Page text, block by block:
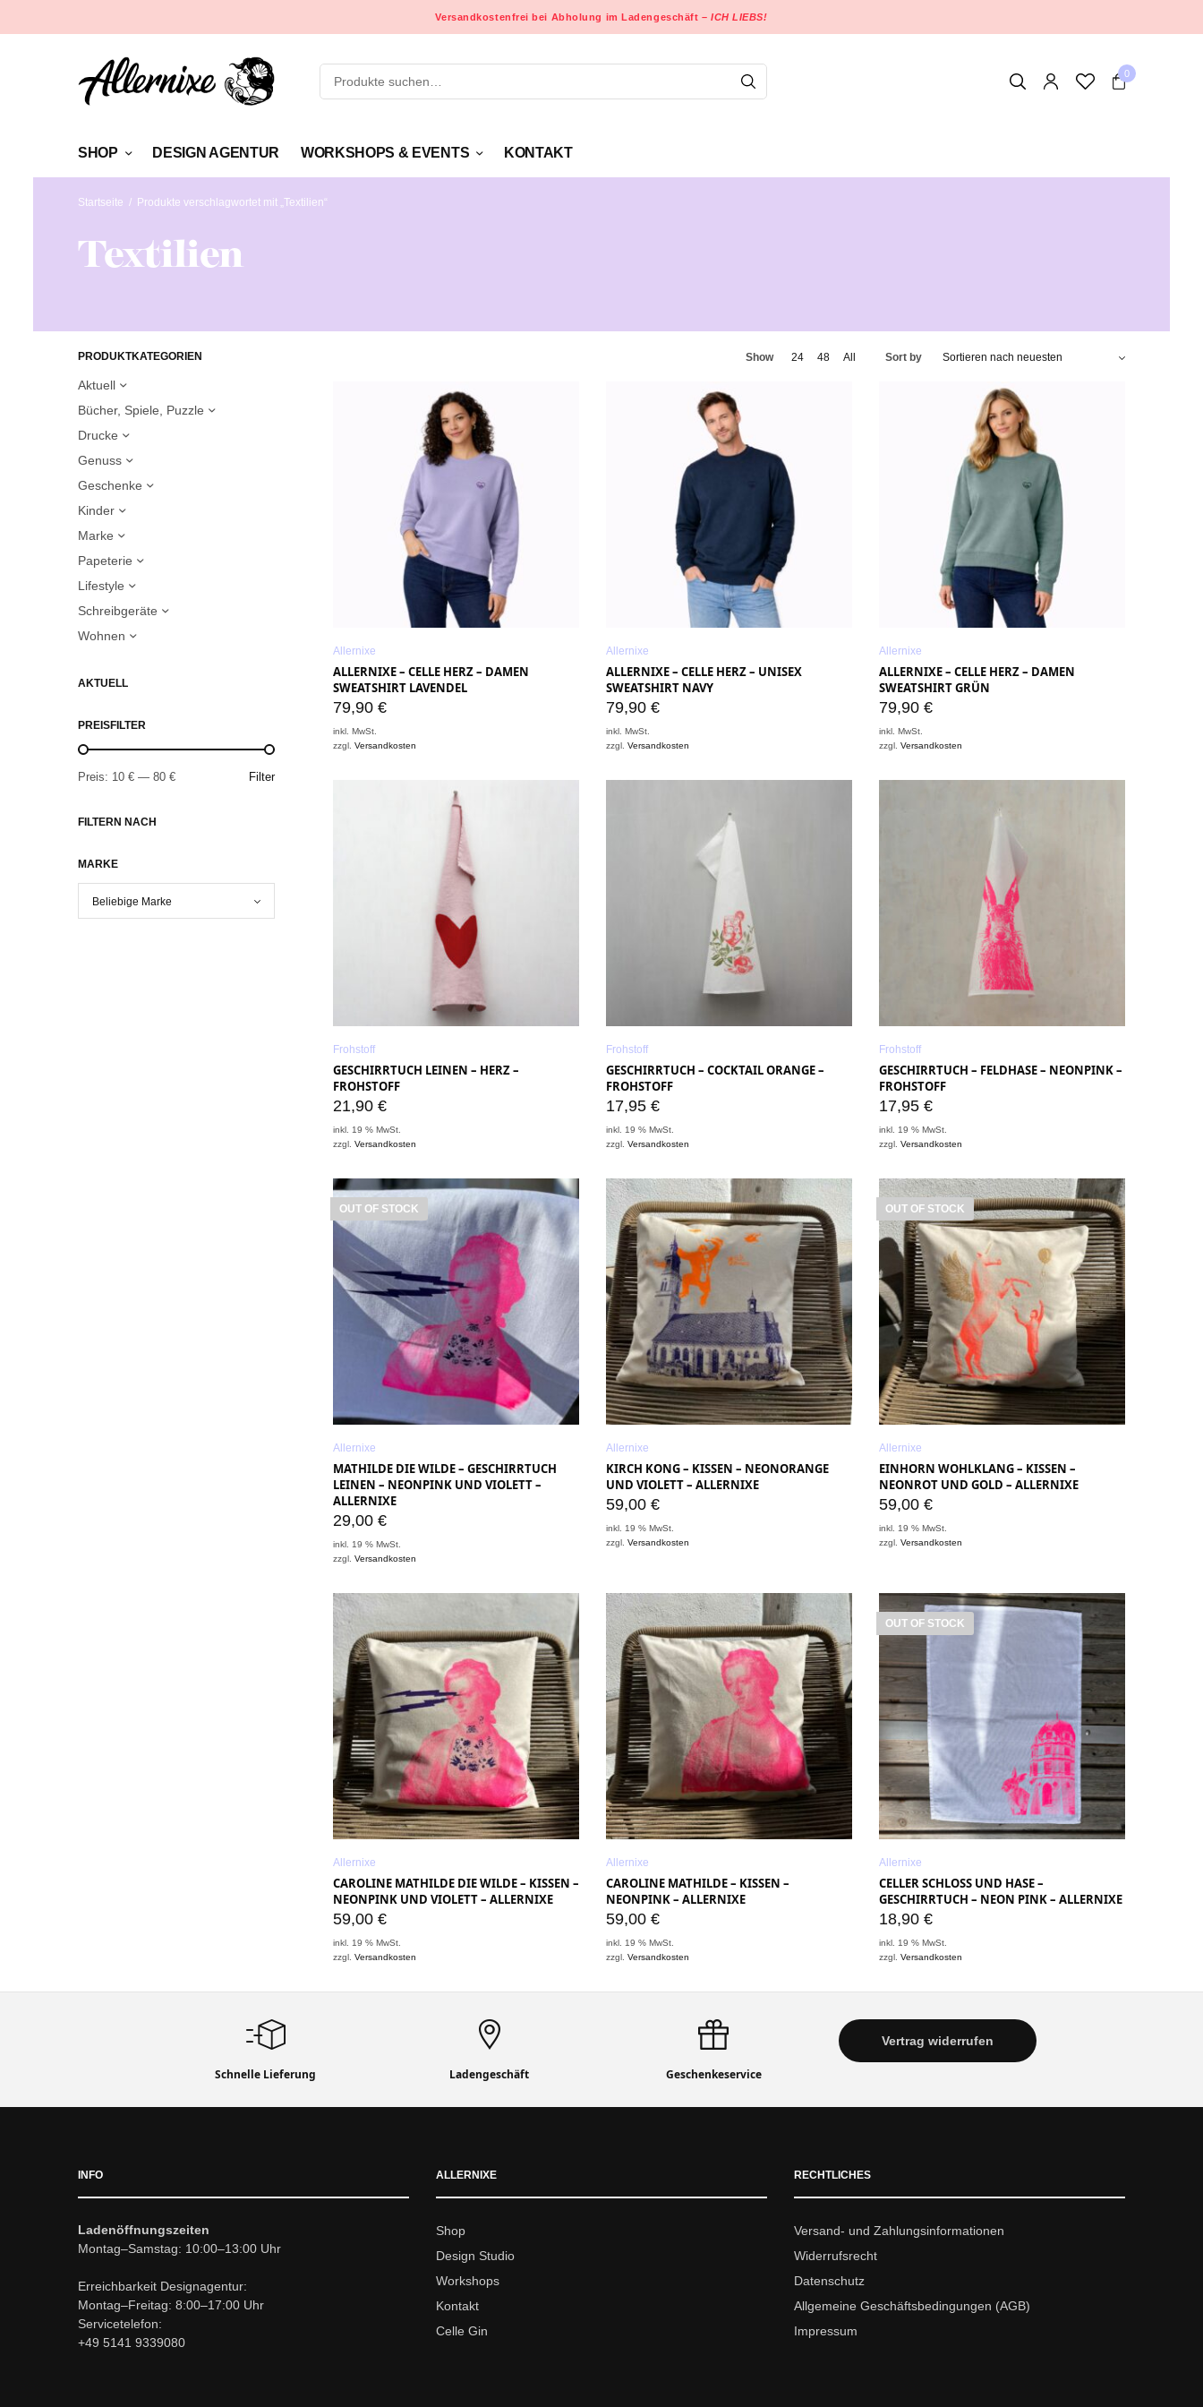
Versandkostenfrei bei Abholung im Ladengeschäft –ICH LIEBS!
0
SHOP DESIGN AGENTUR WORKSHOPS & EVENTS KONTAKT
Startseite / Produkte verschlagwortet mit „Textilien“
Textilien
PRODUKTKATEGORIEN
Aktuell
Bücher, Spiele, Puzzle
Drucke
Genuss
Geschenke
Kinder
Marke
Papeterie
Lifestyle
Schreibgeräte
Wohnen
AKTUELL
PREISFILTER
Filter
Preis: 10 € — 80 €
FILTERN NACH
MARKE
Show 24 48 All Sort by
Allernixe
ALLERNIXE – CELLE HERZ – DAMEN
SWEATSHIRT LAVENDEL
79,90 €
inkl. MwSt.
zzgl.Versandkosten
Allernixe
ALLERNIXE – CELLE HERZ – UNISEX
SWEATSHIRT NAVY
79,90 €
inkl. MwSt.
zzgl. Versandkosten
Allernixe
ALLERNIXE – CELLE HERZ – DAMEN
SWEATSHIRT GRÜN
79,90 €
inkl. MwSt.
zzgl. Versandkosten
Frohstoff
GESCHIRRTUCH LEINEN – HERZ –
FROHSTOFF
21,90 €
inkl. 19 % MwSt.
zzgl.Versandkosten
Frohstoff
GESCHIRRTUCH – COCKTAIL ORANGE –
FROHSTOFF
17,95 €
inkl. 19 % MwSt.
zzgl. Versandkosten
Frohstoff
GESCHIRRTUCH – FELDHASE – NEONPINK –
FROHSTOFF
17,95 €
inkl. 19 % MwSt.
zzgl. Versandkosten
OUT OF STOCK
Allernixe
MATHILDE DIE WILDE – GESCHIRRTUCH
LEINEN – NEONPINK UND VIOLETT –
ALLERNIXE
29,00 €
inkl. 19 % MwSt.
zzgl.Versandkosten
Allernixe
KIRCH KONG – KISSEN – NEONORANGE
UND VIOLETT – ALLERNIXE
59,00 €
inkl. 19 % MwSt.
zzgl. Versandkosten
OUT OF STOCK
Allernixe
EINHORN WOHLKLANG – KISSEN –
NEONROT UND GOLD – ALLERNIXE
59,00 €
inkl. 19 % MwSt.
zzgl. Versandkosten
Allernixe
CAROLINE MATHILDE DIE WILDE – KISSEN –
NEONPINK UND VIOLETT – ALLERNIXE
59,00 €
inkl. 19 % MwSt.
zzgl.Versandkosten
Allernixe
CAROLINE MATHILDE – KISSEN –
NEONPINK – ALLERNIXE
59,00 €
inkl. 19 % MwSt.
zzgl. Versandkosten
OUT OF STOCK
Allernixe
CELLER SCHLOSS UND HASE –
GESCHIRRTUCH – NEON PINK – ALLERNIXE
18,90 €
inkl. 19 % MwSt.
zzgl. Versandkosten
Schnelle Lieferung Ladengeschäft Geschenkeservice
Vertrag widerrufen
INFO
Ladenöffnungszeiten
Montag–Samstag: 10:00–13:00 Uhr
Erreichbarkeit Designagentur:
Montag–Freitag: 8:00–17:00 Uhr
Servicetelefon:
+49 5141 9339080
ALLERNIXE
Shop
Design Studio
Workshops
Kontakt
Celle Gin
RECHTLICHES
Versand- und Zahlungsinformationen
Widerrufsrecht
Datenschutz
Allgemeine Geschäftsbedingungen (AGB)
Impressum